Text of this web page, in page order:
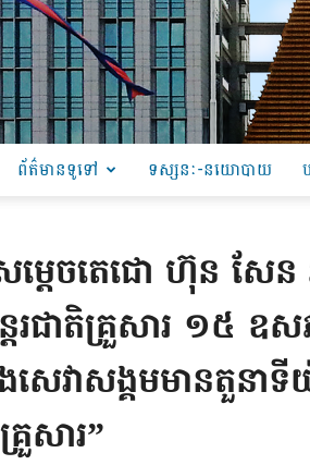
ព័ត៌មានទូទៅ ទស្សនៈ-នយោបាយ
តេចតេជោ ហ៊ុន សែន
រជាតិគ្រួសារ ១៥
សេវាសង្គមមានតួនាទី
សារ”